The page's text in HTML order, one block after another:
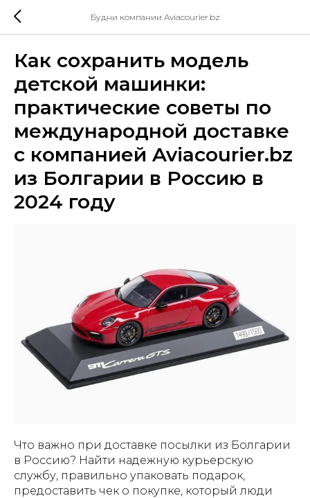
Будни компании Aviacourier.bz
Как сохранить модель
детской машинки:
практические советы по
международной доставке
с компанией Aviacourier.bz
из Болгарии в Россию в
2024 году
Что важно при доставке посылки из Болгарии
в Россию? Найти надежную курьерскую
службу, правильно упаковать подарок,
предоставить чек о покупке, который люди